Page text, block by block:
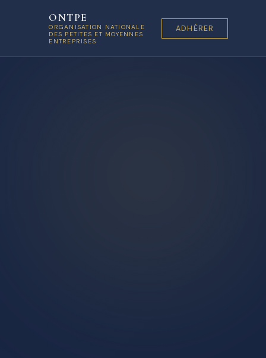
ONTPE
ORGANISATION NATIONALE
DES PETITES ET MOYENNES
ENTREPRISES
ADHÉRER